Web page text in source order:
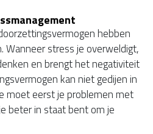
hebben
Wanneer stress je overweldigt,
en brengt het negativiteit
kan niet gedijen in
moet eerst je problemen met
beter in staat bent om je